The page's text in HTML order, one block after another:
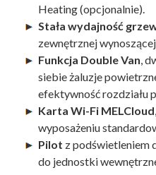
Heating (opcjonalnie).
Stała wydajność
zewnętrznej
Funkcja Double Van,
siebie żaluzje
efektywność rozdziału
Karta Wi-Fi MELCloud
wyposażeniu
Pilot z podświetleniem
do jednostki